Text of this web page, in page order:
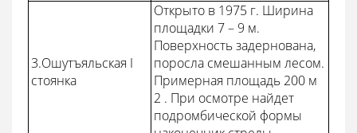
3.Ошутъяльская I
стоянка
Открыто в 1975 г. Ширина
площадки 7 – 9 м.
Поверхность задернована,
поросла смешанным лесом.
Примерная площадь 200 м
2 . При осмотре найдет
подромбической формы